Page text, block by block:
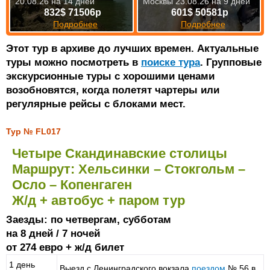
Этот тур в архиве до лучших времен. Актуальные
туры можно посмотреть в поиске тура. Групповые
экскурсионные туры с хорошими ценами
возобновятся, когда полетят чартеры или
регулярные рейсы с блоками мест.
Тур № FL017
Четыре Скандинавские столицы
Маршрут: Хельсинки – Стокгольм –
Осло – Копенгаген
Ж/д + автобус + паром тур
Заезды: по четвергам, субботам
на 8 дней / 7 ночей
от 274 евро + ж/д билет
1 день
832$ 71506р
Подробнее
601$ 50581р
Подробнее